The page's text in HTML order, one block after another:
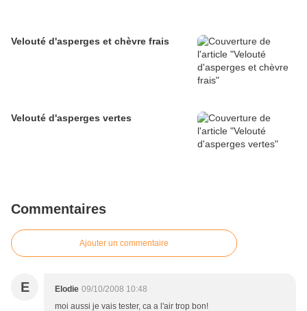
Velouté d'asperges et chèvre frais
Velouté d'asperges vertes
Commentaires
Ajouter un commentaire
E Elodie 09/10/2008 10:48
moi aussi je vais tester, ca a l'air trop bon!